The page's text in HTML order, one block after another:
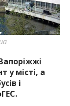
про події
та області.
у місті, а
і